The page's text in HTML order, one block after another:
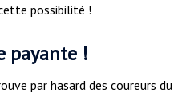
possibilité !
payante !
par hasard des coureurs du